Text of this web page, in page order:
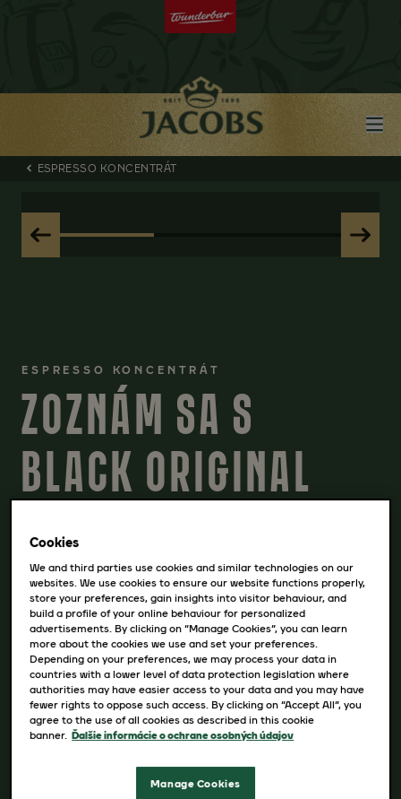
ESPRESSO KONCENTRÁT
ESPRESSO KONCENTRÁT
ZOZNÁM SA S
BLACK ORIGINAL
Spoznaj Black Original Espresso koncentrát.
Pripravený na miešanie, za studena aj za
tepla. Skús klasiku alebo z neho mixni drink,
kvôli ktorému sa oplatí nespať.
Jemná vôňa praženej kávy, výrazná a plná
chuť. Dokonalý základ pre akýkoľvek kávový
výtvor, ktorý ťa napadne, a to priamo u teba
doma. Kedykoľvek. Akokoľvek.
Cookies
We and third parties use cookies and similar technologies on our
websites. We use cookies to ensure our website functions properly,
store your preferences, gain insights into visitor behaviour, and
build a profile of your online behaviour for personalized
advertisements. By clicking on “Manage Cookies”, you can learn
more about the cookies we use and set your preferences.
Depending on your preferences, we may process your data in
countries with a lower level of data protection legislation where
authorities may have easier access to your data and you may have
fewer rights to oppose such access. By clicking on “Accept All”, you
agree to the use of all cookies as described in this cookie
banner. Ďalšie informácie o ochrane osobných údajov
Manage Cookies